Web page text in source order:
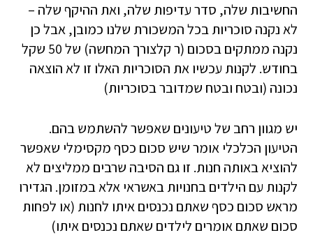
החשיבות שלה, סדר עדיפות שלה, ואת ההיקף שלה –
לא נקנה סוכריות בכל המשכורת שלנו כמובן, אבל כן
נקנה ממתקים בסכום (ר קלצורך המחשה) של 50 שקל
בחודש. לקנות עכשיו את הסוכריות האלו זו לא הוצאה
נכונה (ובטח ובטח שמדובר בסוכריות)
יש מגוון רחב של טיעונים שאפשר להשתמש בהם.
הטיעון הכלכלי אומר שיש סכום כסף מקסימלי שאפשר
להוציא באותה חנות. זו גם הסיבה שרבים ממליצים לא
לקנות עם הילדים בחנויות באשראי אלא במזומן. הגדירו
מראש סכום כסף שאתם נכנסים איתו לחנות (או לפחות
סכום שאתם אומרים לילדים שאתם נכנסים איתו)